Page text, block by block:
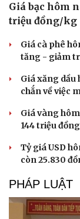
Giá bạc hôm
triệu đồng/kg
Giá cà phê
tăng - giảm
Giá xăng dầu
chắn về việc
Giá vàng
144 triệu
Tỷ giá USD
còn 25.830
PHÁP LUẬT